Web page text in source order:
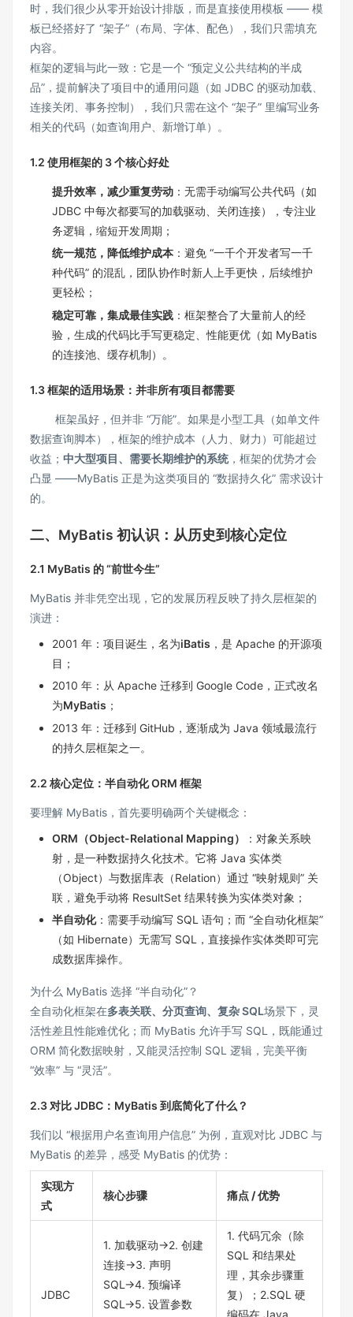
时，我们很少从零开始设计排版，而是直接使用模板 —— 模
板已经搭好了 “架子”（布局、字体、配色），我们只需填充
内容。
框架的逻辑与此一致：它是一个 “预定义公共结构的半成
品”，提前解决了项目中的通用问题（如 JDBC 的驱动加载、
连接关闭、事务控制），我们只需在这个 “架子” 里编写业务
相关的代码（如查询用户、新增订单）。
1.2 使用框架的 3 个核心好处
提升效率，减少重复劳动 ：无需手动编写公共代码（如
JDBC 中每次都要写的加载驱动、关闭连接），专注业
务逻辑，缩短开发周期；
统一规范，降低维护成本 ：避免 “一千个开发者写一千
种代码” 的混乱，团队协作时新人上手更快，后续维护
更轻松；
稳定可靠，集成最佳实践 ：框架整合了大量前人的经
验，生成的代码比手写更稳定、性能更优（如 MyBatis
的连接池、缓存机制）。
1.3 框架的适用场景：并非所有项目都需要
框架虽好，但并非 “万能”。如果是小型工具（如单文件
数据查询脚本），框架的维护成本（人力、财力）可能超过
收益； 中大型项目、需要长期维护的系统，框架的优势才会
凸显 ——MyBatis 正是为这类项目的 “数据持久化” 需求设计
的。
二、MyBatis 初认识：从历史到核心定位
2.1 MyBatis 的 “前世今生”
MyBatis 并非凭空出现，它的发展历程反映了持久层框架的
演进：
2001 年：项目诞生，名为iBatis ，是 Apache 的开源项
目；
2010 年：从 Apache 迁移到 Google Code，正式改名
为MyBatis ；
2013 年：迁移到 GitHub，逐渐成为 Java 领域最流行
的持久层框架之一。
2.2 核心定位：半自动化 ORM 框架
要理解 MyBatis，首先要明确两个关键概念：
ORM（Object-Relational Mapping）
：对象关系映
射，是一种数据持久化技术。它将 Java 实体类
（Object）与数据库表（Relation）通过 “映射规则” 关
联，避免手动将 ResultSet 结果转换为实体类对象；
半自动化：需要手动编写 SQL 语句；而 “全自动化框架”
（如 Hibernate）无需写 SQL，直接操作实体类即可完
成数据库操作。
为什么 MyBatis 选择 “半自动化”？
全自动化框架在多表关联、分页查询、复杂 SQL场景下，灵
活性差且性能难优化；而 MyBatis 允许手写 SQL，既能通过
ORM 简化数据映射，又能灵活控制 SQL 逻辑，完美平衡
“效率” 与 “灵活”。
2.3 对比 JDBC：MyBatis 到底简化了什么？
我们以 “根据用户名查询用户信息” 为例，直观对比 JDBC 与
MyBatis 的差异，感受 MyBatis 的优势：
实现方
式
核心步骤 痛点 / 优势
JDBC
1. 加载驱动→2. 创建
连接→3. 声明
SQL→4. 预编译
SQL→5. 设置参数
1. 代码冗余（除
SQL 和结果处
理，其余步骤重
复）；2.SQL 硬
编码在 Java